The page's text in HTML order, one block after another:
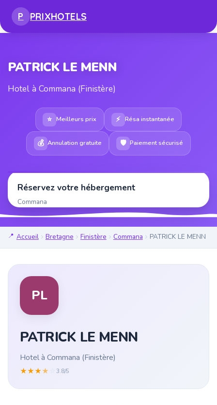
P PRIXHOTELS
PATRICK LE MENN
Hotel à Commana (Finistère)
⭐ Meilleurs prix ⚡ Résa instantanée
💰 Annulation gratuite 🛡 Paiement sécurisé
Réservez votre hébergement
Commana
Accueil Bretagne Finistère Commana PATRICK LE MENN
PL
PATRICK LE MENN
Hotel à Commana (Finistère)
★★★★ 3.8/5